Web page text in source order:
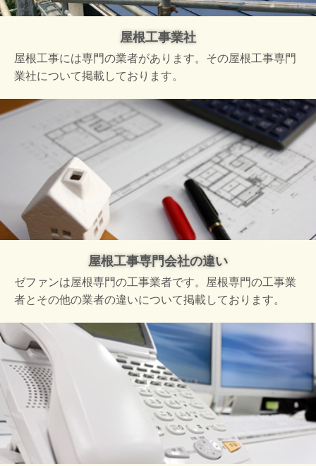
屋根工事業社
屋根工事には専門の業者があります。その屋根工事専門
業社について掲載しております。
屋根工事専門会社の違い
ゼファンは屋根専門の工事業者です。屋根専門の工事業
者とその他の業者の違いについて掲載しております。